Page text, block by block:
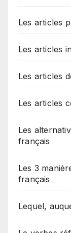
Les articles
Les articles
Les articles
Les articles
Les
français
Les 3
français
Lequel,